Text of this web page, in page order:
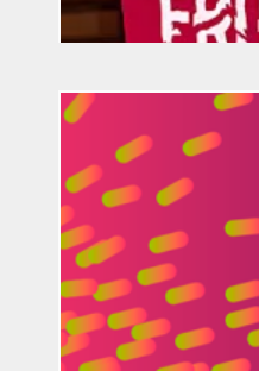
FRONDA
Dialogo
arte y la
aumentada por